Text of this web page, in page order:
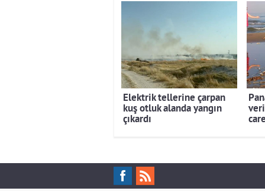
Elektrik tellerine çarpan
kuş otluk alanda yangın
çıkardı